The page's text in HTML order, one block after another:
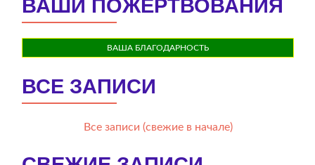
ВАШИ ПОЖЕРТВОВАНИЯ
ВАША БЛАГОДАРНОСТЬ
ВСЕ ЗАПИСИ
Все записи (свежие в начале)